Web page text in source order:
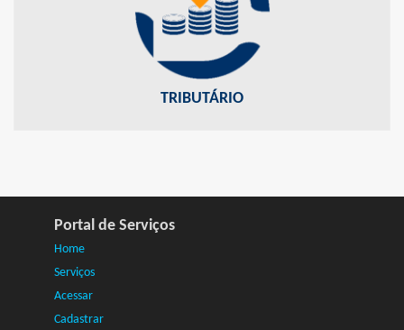
TRIBUTÁRIO
Portal de Serviços
Home
Serviços
Acessar
Cadastrar